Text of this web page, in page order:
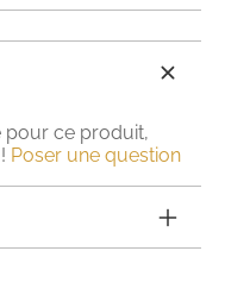
pour ce produit,
Poser une question